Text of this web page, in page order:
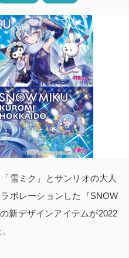
雪ミク」とサンリオの大人
ボレーションした『SNOW
新デザインアイテムが2022